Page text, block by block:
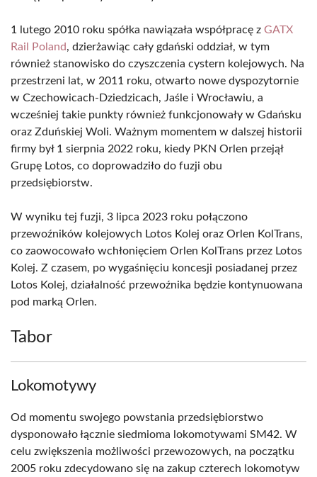
1 lutego 2010 roku spółka nawiązała współpracę z GATX
Rail Poland, dzierżawiąc cały gdański oddział, w tym
również stanowisko do czyszczenia cystern kolejowych. Na
przestrzeni lat, w 2011 roku, otwarto nowe dyspozytornie
w Czechowicach-Dziedzicach, Jaśle i Wrocławiu, a
wcześniej takie punkty również funkcjonowały w Gdańsku
oraz Zduńskiej Woli. Ważnym momentem w dalszej historii
firmy był 1 sierpnia 2022 roku, kiedy PKN Orlen przejął
Grupę Lotos, co doprowadziło do fuzji obu
przedsiębiorstw.
W wyniku tej fuzji, 3 lipca 2023 roku połączono
przewoźników kolejowych Lotos Kolej oraz Orlen KolTrans,
co zaowocowało wchłonięciem Orlen KolTrans przez Lotos
Kolej. Z czasem, po wygaśnięciu koncesji posiadanej przez
Lotos Kolej, działalność przewoźnika będzie kontynuowana
pod marką Orlen.
Tabor
Lokomotywy
Od momentu swojego powstania przedsiębiorstwo
dysponowało łącznie siedmioma lokomotywami SM42. W
celu zwiększenia możliwości przewozowych, na początku
2005 roku zdecydowano się na zakup czterech lokomotyw